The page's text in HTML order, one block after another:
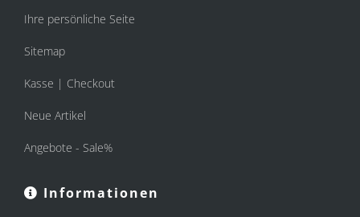
Ihre persönliche Seite
Sitemap
Kasse | Checkout
Neue Artikel
Angebote - Sale%
Informationen